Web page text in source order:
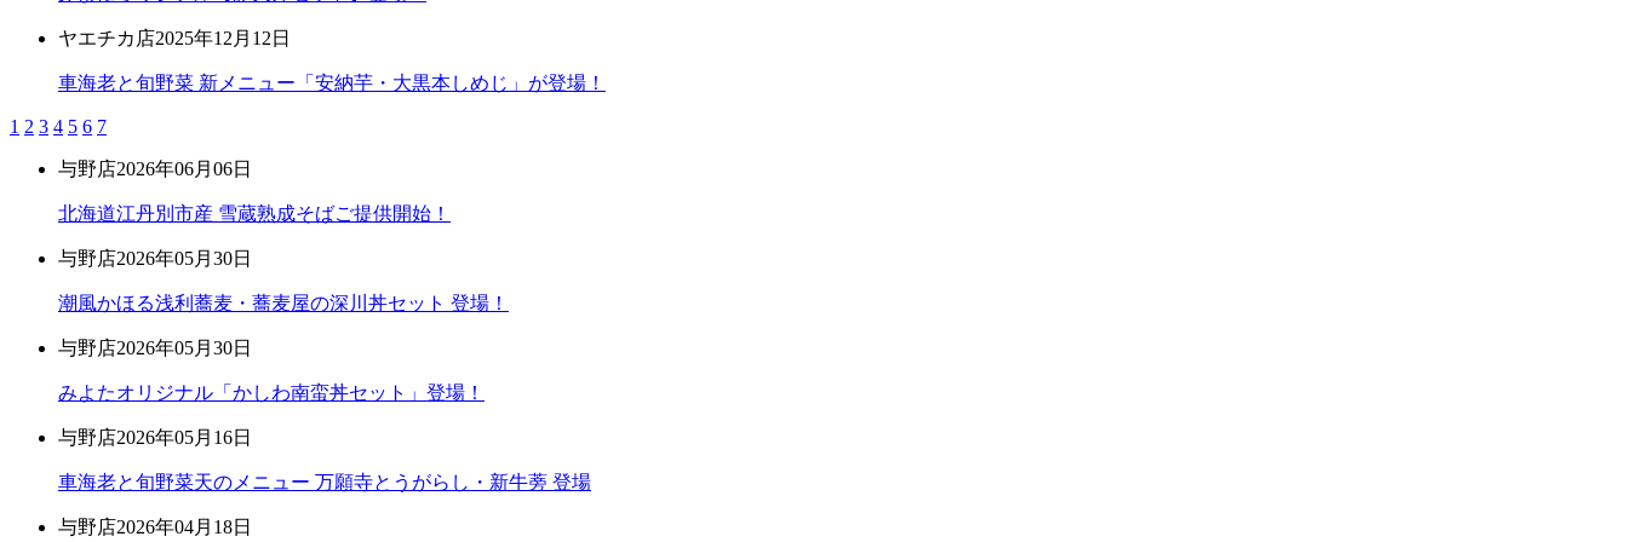
ヤエチカ店2025年12月12日
車海老と旬野菜 新メニュー「安納芋・大黒本しめじ」が登場！
1 2 3 4 5 6 7
与野店2026年06月06日
北海道江丹別市産 雪蔵熟成そばご提供開始！
与野店2026年05月30日
潮風かほる浅利蕎麦・蕎麦屋の深川丼セット 登場！
与野店2026年05月30日
みよたオリジナル「かしわ南蛮丼セット」登場！
与野店2026年05月16日
車海老と旬野菜天のメニュー 万願寺とうがらし・新牛蒡 登場
与野店2026年04月18日